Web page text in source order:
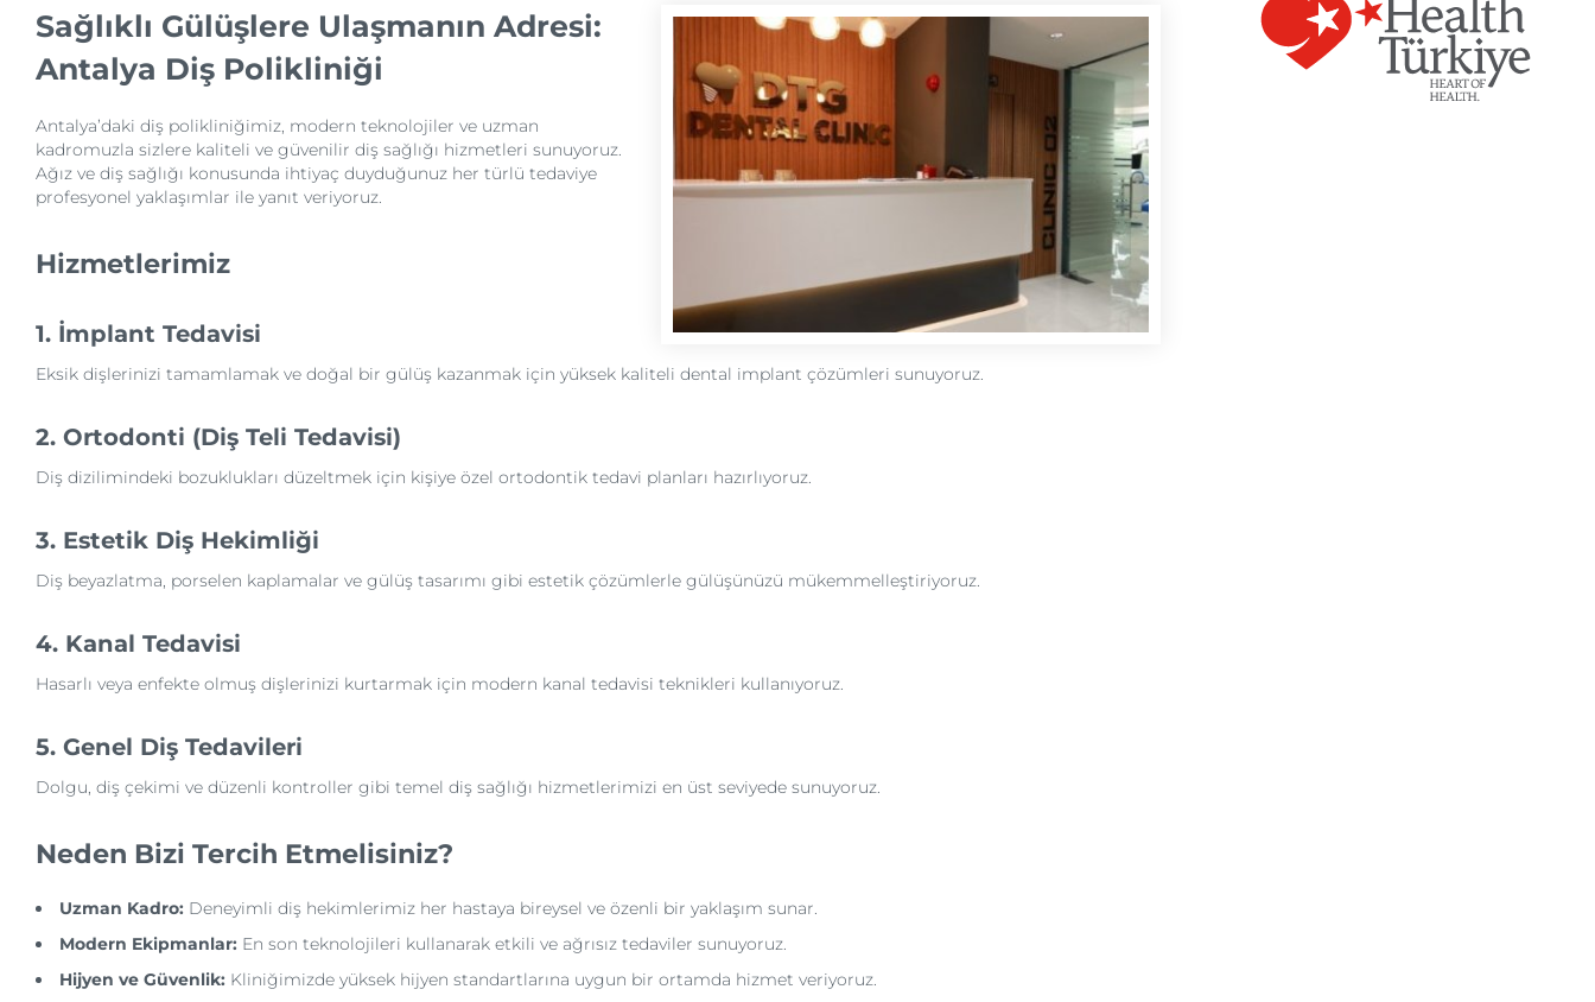
Sağlıklı Gülüşlere Ulaşmanın Adresi:
Antalya Diş Polikliniği
Antalya’daki diş polikliniğimiz, modern teknolojiler ve uzman
kadromuzla sizlere kaliteli ve güvenilir diş sağlığı hizmetleri sunuyoruz.
Ağız ve diş sağlığı konusunda ihtiyaç duyduğunuz her türlü tedaviye
profesyonel yaklaşımlar ile yanıt veriyoruz.
Hizmetlerimiz
1. İmplant Tedavisi
Eksik dişlerinizi tamamlamak ve doğal bir gülüş kazanmak için yüksek kaliteli dental implant çözümleri sunuyoruz.
2. Ortodonti (Diş Teli Tedavisi)
Diş dizilimindeki bozuklukları düzeltmek için kişiye özel ortodontik tedavi planları hazırlıyoruz.
3. Estetik Diş Hekimliği
Diş beyazlatma, porselen kaplamalar ve gülüş tasarımı gibi estetik çözümlerle gülüşünüzü mükemmelleştiriyoruz.
4. Kanal Tedavisi
Hasarlı veya enfekte olmuş dişlerinizi kurtarmak için modern kanal tedavisi teknikleri kullanıyoruz.
5. Genel Diş Tedavileri
Dolgu, diş çekimi ve düzenli kontroller gibi temel diş sağlığı hizmetlerimizi en üst seviyede sunuyoruz.
Neden Bizi Tercih Etmelisiniz?
Uzman Kadro: Deneyimli diş hekimlerimiz her hastaya bireysel ve özenli bir yaklaşım sunar.
Modern Ekipmanlar: En son teknolojileri kullanarak etkili ve ağrısız tedaviler sunuyoruz.
Hijyen ve Güvenlik: Kliniğimizde yüksek hijyen standartlarına uygun bir ortamda hizmet veriyoruz.